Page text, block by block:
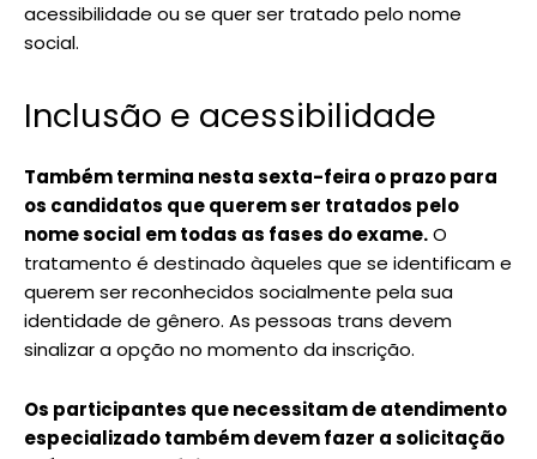
acessibilidade ou se quer ser tratado pelo nome
social.
Inclusão e acessibilidade
Também termina nesta sexta-feira o prazo para
os candidatos que querem ser tratados pelo
nome social em todas as fases do exame.O
tratamento é destinado àqueles que se identificam e
querem ser reconhecidos socialmente pela sua
identidade de gênero. As pessoas trans devem
sinalizar a opção no momento da inscrição.
Os participantes que necessitam de atendimento
especializado também devem fazer a solicitação